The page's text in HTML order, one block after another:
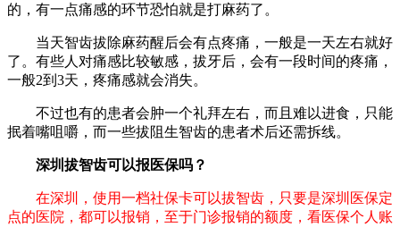
的，有一点痛感的环节恐怕就是打麻药了。
当天智齿拔除麻药醒后会有点疼痛，一般是一天左右就好
了。有些人对痛感比较敏感，拔牙后，会有一段时间的疼痛，
一般2到3天，疼痛感就会消失。
不过也有的患者会肿一个礼拜左右，而且难以进食，只能
抿着嘴咀嚼，而一些拔阻生智齿的患者术后还需拆线。
深圳拔智齿可以报医保吗？
在深圳，使用一档社保卡可以拔智齿，只要是深圳医保定
点的医院，都可以报销，至于门诊报销的额度，看医保个人账